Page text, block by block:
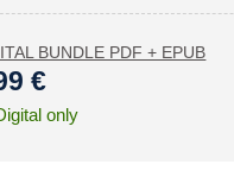
BUNDLE PDF + EPUB
€
only